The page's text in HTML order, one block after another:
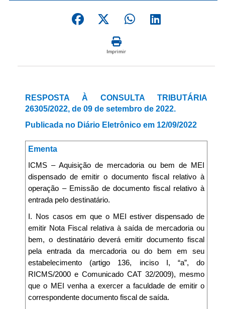
Imprimir
RESPOSTA À CONSULTA TRIBUTÁRIA
26305/2022, de 09 de setembro de 2022.
Publicada no Diário Eletrônico em 12/09/2022
Ementa
ICMS – Aquisição de mercadoria ou bem de MEI
dispensado de emitir o documento fiscal relativo à
operação – Emissão de documento fiscal relativo à
entrada pelo destinatário.
I. Nos casos em que o MEI estiver dispensado de
emitir Nota Fiscal relativa à saída de mercadoria ou
bem, o destinatário deverá emitir documento fiscal
pela entrada da mercadoria ou do bem em seu
estabelecimento (artigo 136, inciso I, “a”, do
RICMS/2000 e Comunicado CAT 32/2009), mesmo
que o MEI venha a exercer a faculdade de emitir o
correspondente documento fiscal de saída.